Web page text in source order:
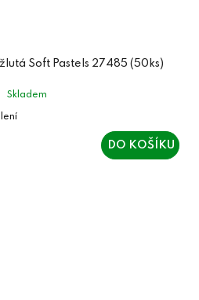
Soft Pastels 27485 (50ks)
Skladem
DO KOŠÍKU